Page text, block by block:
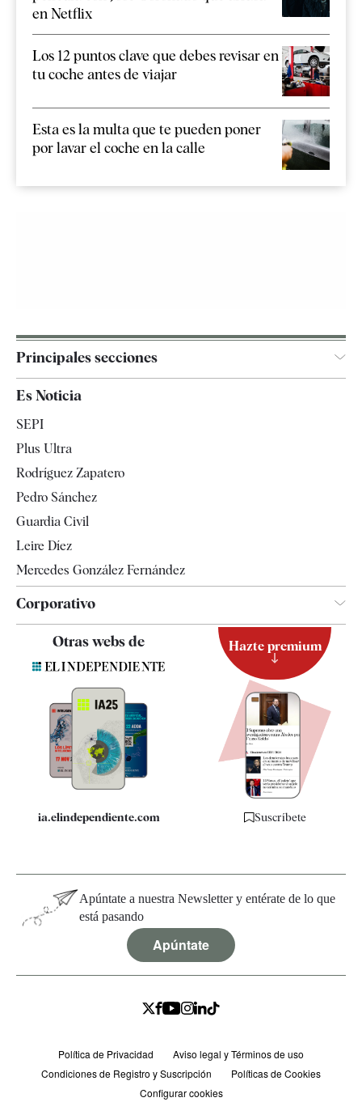
en Netflix
Los 12 puntos clave que debes revisar en
tu coche antes de viajar
Esta es la multa que te pueden poner
por lavar el coche en la calle
Principales secciones
Televisión
Es Noticia
SEPI
Plus Ultra
Rodríguez Zapatero
Pedro Sánchez
Guardia Civil
Leire Díez
Mercedes González Fernández
Corporativo
Quiénes somos
Especificaciones
Otras webs de
ia.elindependiente.com
Hazte premium
Suscríbete
Apúntate a nuestra Newsletter y entérate de lo que
está pasando
Apúntate
Política de Privacidad
Aviso legal y Términos de uso
Condiciones de Registro y Suscripción
Políticas de Cookies
Configurar cookies